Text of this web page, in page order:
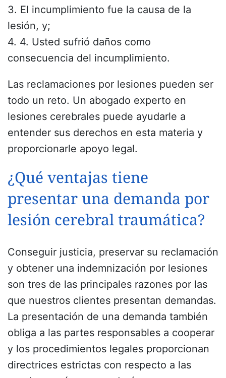
3. El incumplimiento fue la causa de la
lesión, y;
4. 4. Usted sufrió daños como
consecuencia del incumplimiento.
Las reclamaciones por lesiones pueden ser
todo un reto. Un abogado experto en
lesiones cerebrales puede ayudarle a
entender sus derechos en esta materia y
proporcionarle apoyo legal.
¿Qué ventajas tiene
presentar una demanda por
lesión cerebral traumática?
Conseguir justicia, preservar su reclamación
y obtener una indemnización por lesiones
son tres de las principales razones por las
que nuestros clientes presentan demandas.
La presentación de una demanda también
obliga a las partes responsables a cooperar
y los procedimientos legales proporcionan
directrices estrictas con respecto a las